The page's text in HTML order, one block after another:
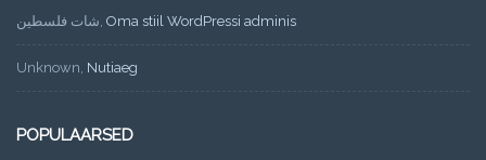
شات فلسطين Oma stiil WordPressi adminis
Unknown Nutiaeg
POPULAARSED